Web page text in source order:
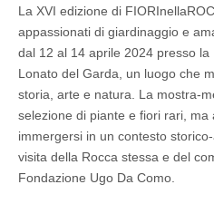
La XVI edizione di
appassionati di giardinaggio e
dal 12 al 14 aprile 2024 presso
Lonato del Garda, un luogo che
storia, arte e natura. La mostra-
selezione di piante e fiori rari, ma
immergersi in un contesto
visita della Rocca stessa e del
Fondazione Ugo Da Como.